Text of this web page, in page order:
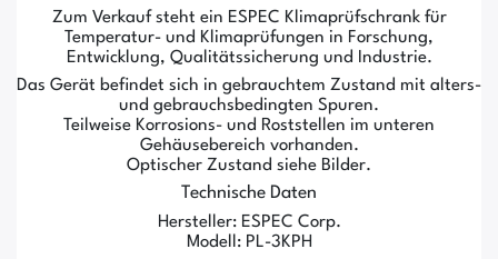
Zum Verkauf steht ein ESPEC Klimaprüfschrank für
Temperatur- und Klimaprüfungen in Forschung,
Entwicklung, Qualitätssicherung und Industrie.
Das Gerät befindet sich in gebrauchtem Zustand mit alters-
und gebrauchsbedingten Spuren.
Teilweise Korrosions- und Roststellen im unteren
Gehäusebereich vorhanden.
Optischer Zustand siehe Bilder.
Technische Daten
Hersteller: ESPEC Corp.
Modell: PL-3KPH